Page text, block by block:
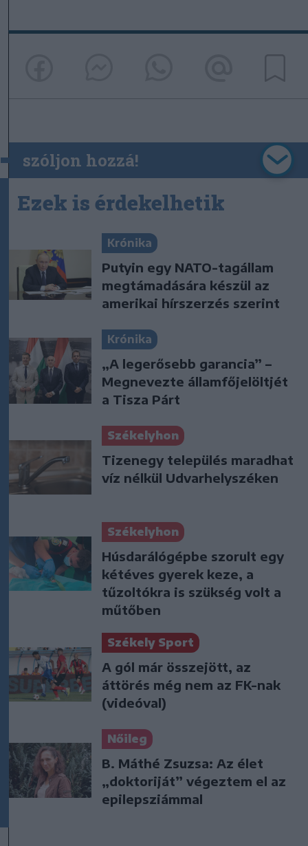
szóljon hozzá!
Ezek is érdekelhetik
Krónika
Putyin egy NATO-tagállam
megtámadására készül az
amerikai hírszerzés szerint
Krónika
„A legerősebb garancia” –
Megnevezte államfőjelöltjét
a Tisza Párt
Székelyhon
Tizenegy település maradhat
víz nélkül Udvarhelyszéken
Székelyhon
Húsdarálógépbe szorult egy
kétéves gyerek keze, a
tűzoltókra is szükség volt a
műtőben
Székely Sport
A gól már összejött, az
áttörés még nem az FK-nak
(videóval)
Nőileg
B. Máthé Zsuzsa: Az élet
„doktoriját” végeztem el az
epilepsziámmal